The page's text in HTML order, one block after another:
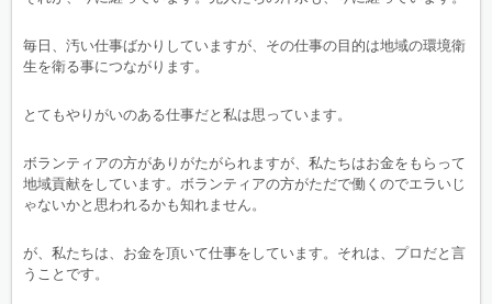
毎日、汚い仕事ばかりしていますが、その仕事の目的は地域の環境衛
生を衛る事につながります。
とてもやりがいのある仕事だと私は思っています。
ボランティアの方がありがたがられますが、私たちはお金をもらって
地域貢献をしています。ボランティアの方がただで働くのでエラいじ
ゃないかと思われるかも知れません。
が、私たちは、お金を頂いて仕事をしています。それは、プロだと言
うことです。